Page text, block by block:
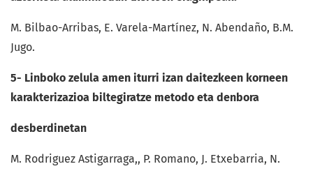
M. Bilbao-Arribas, E. Varela-Martínez, N. Abendaño, B.M.
Jugo.
5- Linboko zelula amen iturri izan daitezkeen korneen
karakterizazioa biltegiratze metodo eta denbora
desberdinetan
M. Rodriguez Astigarraga,, P. Romano, J. Etxebarria, N.